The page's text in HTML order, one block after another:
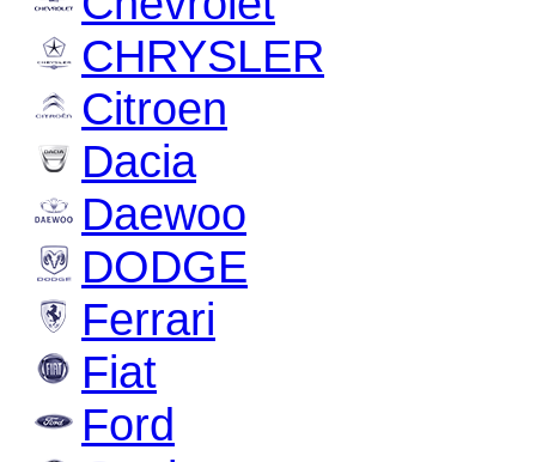
CHRYSLER
Citroen
Dacia
Daewoo
DODGE
Ferrari
Fiat
Ford